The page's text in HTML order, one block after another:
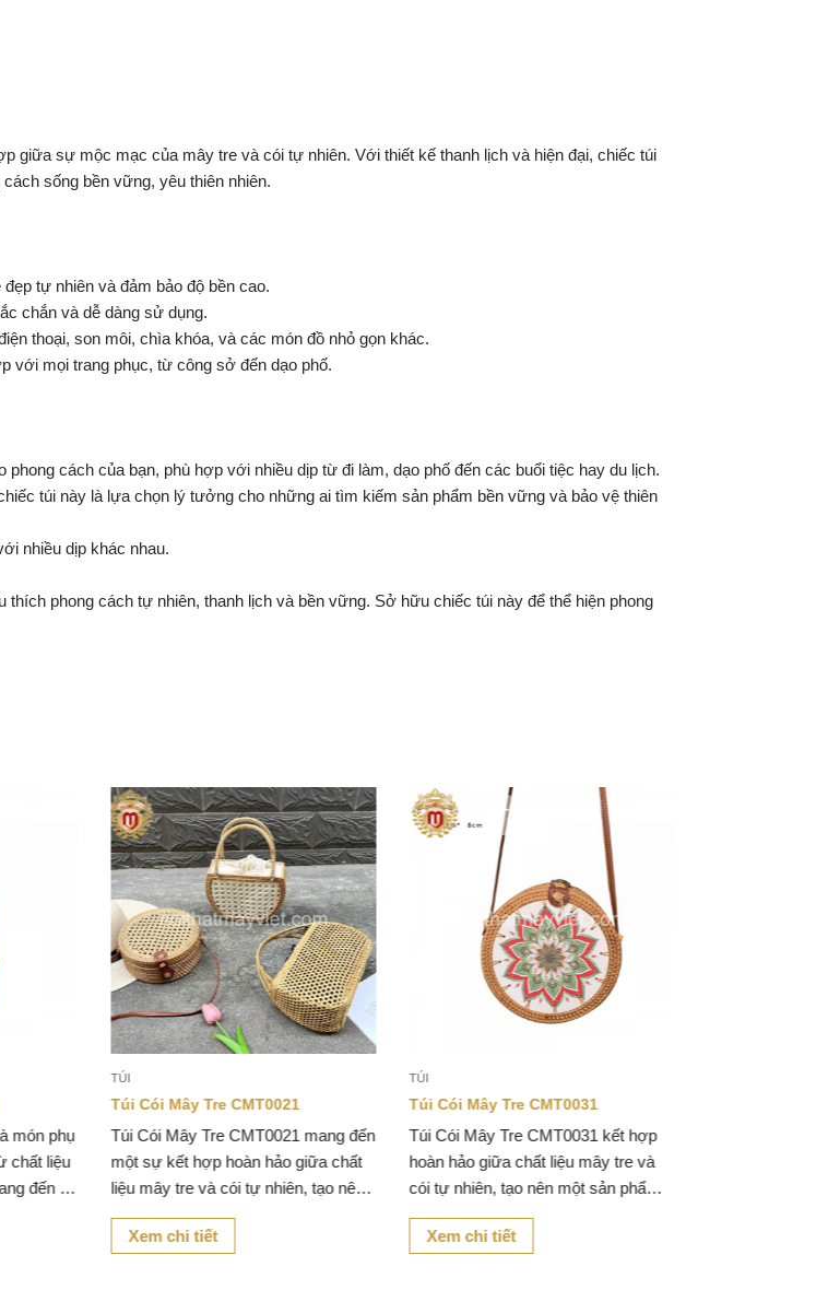
giữa sự mộc mạc của mây tre và cói tự nhiên. Với thiết kế thanh lịch và hiện đại, chiếc túi
sống bền vững, yêu thiên nhiên.
tự nhiên và đảm bảo độ bền cao.
chắn và dễ dàng sử dụng.
thoại, son môi, chìa khóa, và các món đồ nhỏ gọn khác.
với mọi trang phục, từ công sở đến dạo phố.
phong cách của bạn, phù hợp với nhiều dịp từ đi làm, dạo phố đến các buổi tiệc hay du lịch.
túi này là lựa chọn lý tưởng cho những ai tìm kiếm sản phẩm bền vững và bảo vệ thiên
nhiều dịp khác nhau.
phong cách tự nhiên, thanh lịch và bền vững. Sở hữu chiếc túi này để thể hiện phong
món phụ
chất liệu
đến vẻ
phần
TÚI
Túi Cói Mây Tre CMT0021
Túi Cói Mây Tre CMT0021 mang đến
một sự kết hợp hoàn hảo giữa chất
liệu mây tre và cói tự nhiên, tạo nên
một chiếc túi không chỉ đẹp mà còn
bền bỉ và thân thiện với môi trường.
Xem chi tiết
TÚI
Túi Cói Mây Tre CMT0031
Túi Cói Mây Tre CMT0031 kết hợp
hoàn hảo giữa chất liệu mây tre và
cói tự nhiên, tạo nên một sản phẩm
vừa đơn giản vừa tinh tế.
Xem chi tiết